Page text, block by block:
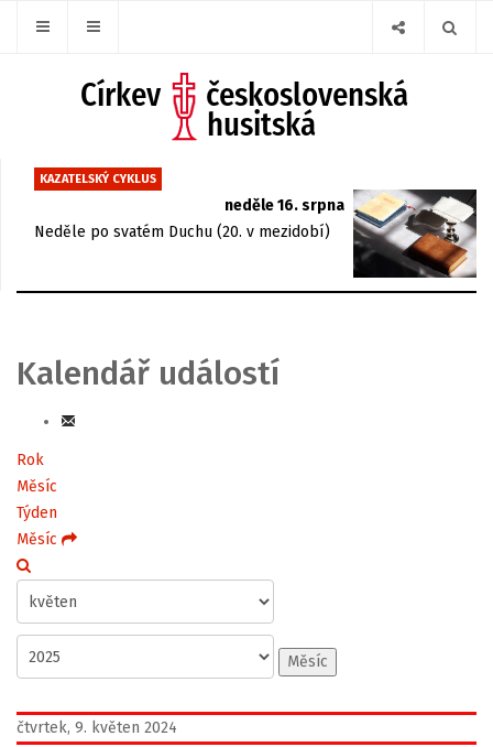
KAZATELSKÝ CYKLUS
neděle 16. srpna
Neděle po svatém Duchu (20. v mezidobí)
Kalendář událostí
Rok
Měsíc
Týden
Měsíc
Měsíc
čtvrtek, 9. květen 2024